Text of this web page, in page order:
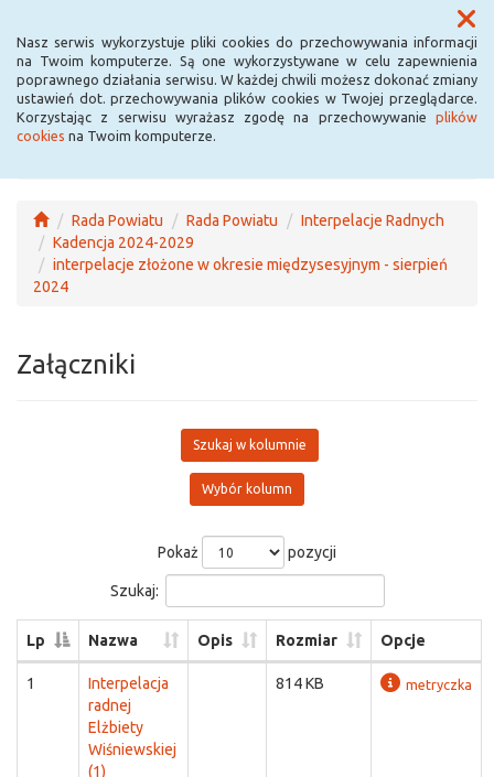
Nasz serwis wykorzystuje pliki cookies do przechowywania informacji
na Twoim komputerze. Są one wykorzystywane w celu zapewnienia
poprawnego działania serwisu. W każdej chwili możesz dokonać zmiany
ustawień dot. przechowywania plików cookies w Twojej przeglądarce.
Korzystając z serwisu wyrażasz zgodę na przechowywanie plików
cookies na Twoim komputerze.
Menu
Rada Powiatu Rada Powiatu
Interpelacje Radnych
Kadencja 2024-2029
interpelacje złożone w okresie międzysesyjnym - sierpień
2024
Załączniki
Szukaj w kolumnie
Wybór kolumn
Pokaż pozycji
Szukaj:
Lp Nazwa Opis Rozmiar Opcje
1
Interpelacja
radnej
Elżbiety
Wiśniewskiej
(1)
814 KB metryczka